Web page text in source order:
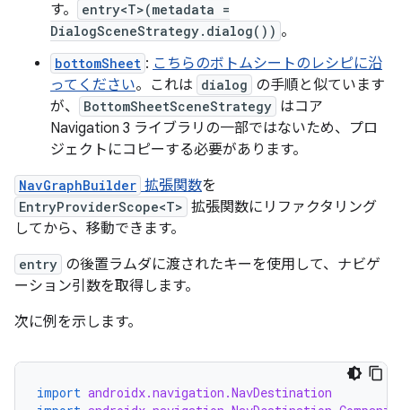
す。
entry<T>(metadata =
DialogSceneStrategy.dialog()) 。
bottomSheet : こちらのボトムシートのレシピに沿
ってください。これは dialog の手順と似ています
が、
BottomSheetSceneStrategy はコア
Navigation 3 ライブラリの一部ではないため、プロ
ジェクトにコピーする必要があります。
NavGraphBuilder 拡張関数を
EntryProviderScope<T> 拡張関数にリファクタリング
してから、移動できます。
entry の後置ラムダに渡されたキーを使用して、ナビゲ
ーション引数を取得します。
次に例を示します。
import androidx.navigation.NavDestination